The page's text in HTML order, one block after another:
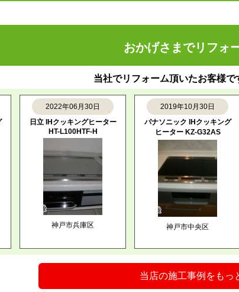
おかげさまでリフォ
当社でリフォーム頂いたお客様で
2022年06月30日
日立 IHクッキングヒーター
HT-L100HTF-H
神戸市兵庫区
2019年10月30日
パナソニック IHクッキング
ヒーター KZ-G32AS
神戸市中央区
当店の施工事例をもっ